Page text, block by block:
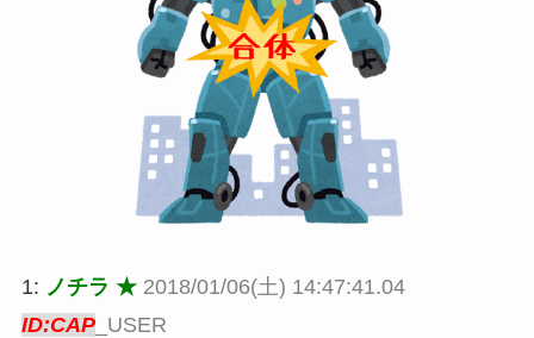
1: ノチラ ★ 2018/01/06(土) 14:47:41.04
ID:CAP_USER